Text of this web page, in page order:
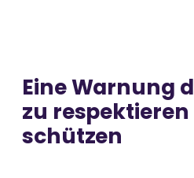
Ammas Tour
Darshan
Eine Warnung
zu
schützen